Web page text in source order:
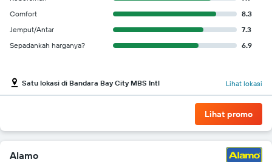
Comfort
8.3
Jemput/Antar
7.3
Sepadankah harganya?
6.9
Satu lokasi di Bandara Bay City MBS Intl Lihat lokasi
Lihat promo
Alamo